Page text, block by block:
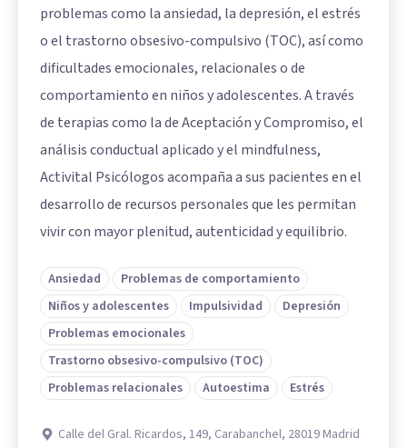
problemas como la ansiedad, la depresión, el estrés
o el trastorno obsesivo-compulsivo (TOC), así como
dificultades emocionales, relacionales o de
comportamiento en niños y adolescentes. A través
de terapias como la de Aceptación y Compromiso, el
análisis conductual aplicado y el mindfulness,
Activital Psicólogos acompaña a sus pacientes en el
desarrollo de recursos personales que les permitan
vivir con mayor plenitud, autenticidad y equilibrio.
Ansiedad
Problemas de comportamiento
Niños y adolescentes
Impulsividad
Depresión
Problemas emocionales
Trastorno obsesivo-compulsivo (TOC)
Problemas relacionales
Autoestima Estrés
Calle del Gral. Ricardos, 149, Carabanchel, 28019 Madrid